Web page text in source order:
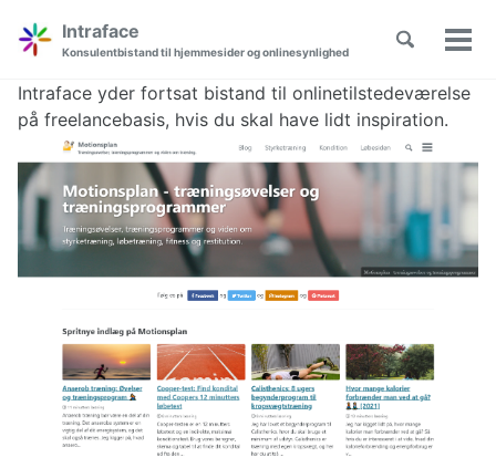
Skip
links
navigation
Intraface
Konsulentbistand til hjemmesider og onlinesynlighed
Toggle Vis/
Intraface yder fortsat bistand til onlinetilstedeværelse
på freelancebasis, hvis du skal have lidt inspiration.